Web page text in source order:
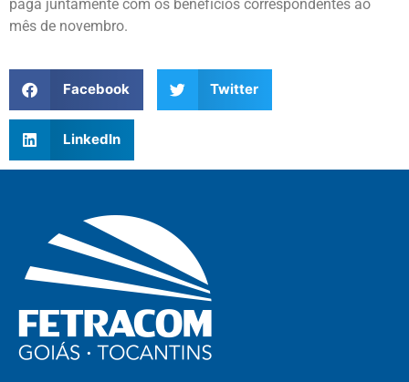
paga juntamente com os benefícios correspondentes ao
mês de novembro.
Facebook Twitter
LinkedIn